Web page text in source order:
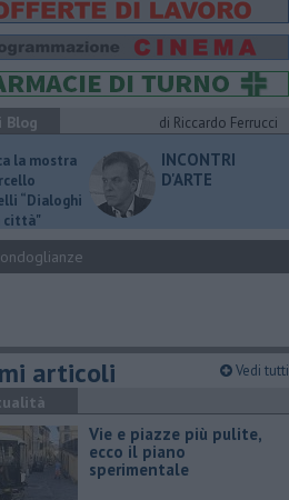
Blog
di Riccardo Ferrucci
la mostra
“Dialoghi
città"
INCONTRI
D'ARTE
articoli Vedi tutti
Vie e piazze più pulite,
ecco il piano
sperimentale